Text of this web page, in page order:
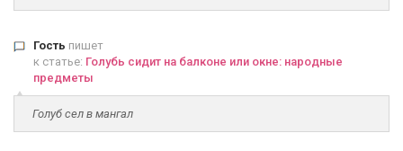
Гость пишет
к статье: Голубь сидит на балконе или окне: народные
предметы
Голуб сел в мангал